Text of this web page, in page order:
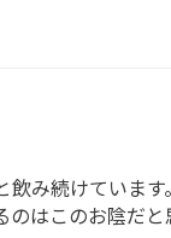
み続けていま
はこのお陰だと